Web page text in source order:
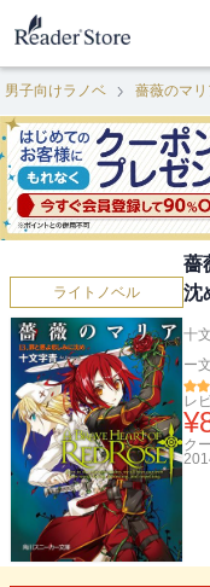
男子向けラノベ 薔薇のマリ
ライトノベル
薔
沈
十
ー
レ
¥
ク